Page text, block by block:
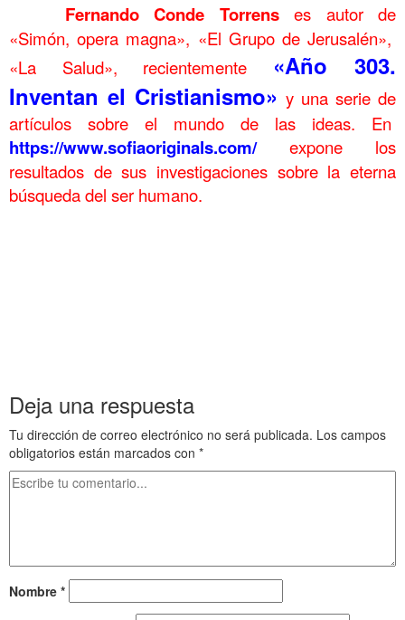
Fernando Conde Torrenses autor de
«Simón, opera magna», «El Grupo de Jerusalén»,
«La Salud», recientemente «Año 303.
Inventan el Cristianismo» y una serie de
artículos sobre el mundo de las ideas. En
https://www.sofiaoriginals.com/expone los
resultados de sus investigaciones sobre la eterna
búsqueda del ser humano.
Deja una respuesta
Tu dirección de correo electrónico no será publicada. Los campos
obligatorios están marcados con *
Nombre *